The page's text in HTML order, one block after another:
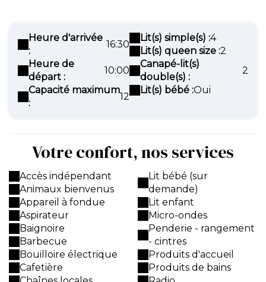
Heure d'arrivée
:
16:30
Heure de
départ :
10:00
Capacité maximum
:
12
Lit(s) simple(s) :4
Lit(s) queen size :2
Canapé-lit(s)
double(s) :
2
Lit(s) bébé :Oui
Votre confort, nos services
Accès indépendant
Animaux bienvenus
Appareil à fondue
Aspirateur
Baignoire
Barbecue
Bouilloire électrique
Cafetière
Lit bébé (sur
demande)
Lit enfant
Micro-ondes
Penderie - rangement
- cintres
Produits d'accueil
Produits de bains